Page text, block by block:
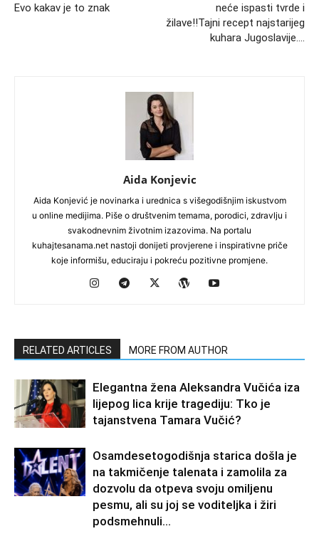
Evo kakav je to znak
neće ispasti tvrde i
žilave!!Tajni recept najstarijeg
kuhara Jugoslavije….
Aida Konjevic
Aida Konjević je novinarka i urednica s višegodišnjim iskustvom
u online medijima. Piše o društvenim temama, porodici, zdravlju i
svakodnevnim životnim izazovima. Na portalu
kuhajtesanama.net nastoji donijeti provjerene i inspirativne priče
koje informišu, educiraju i pokreću pozitivne promjene.
RELATED ARTICLES MORE FROM AUTHOR
Elegantna žena Aleksandra Vučića iza
lijepog lica krije tragediju: Tko je
tajanstvena Tamara Vučić?
Osamdesetogodišnja starica došla je
na takmičenje talenata i zamolila za
dozvolu da otpeva svoju omiljenu
pesmu, ali su joj se voditeljka i žiri
podsmehnuli...